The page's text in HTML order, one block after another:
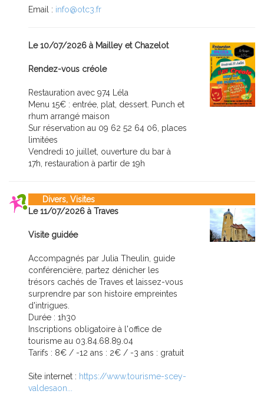
Email : info@otc3.fr
Le 10/07/2026 à Mailley et Chazelot
Rendez-vous créole
Restauration avec 974 Léla
Menu 15€ : entrée, plat, dessert. Punch et
rhum arrangé maison
Sur réservation au 09 62 52 64 06, places
limitées
Vendredi 10 juillet, ouverture du bar à
17h, restauration à partir de 19h
Divers, Visites
Le 11/07/2026 à Traves
Visite guidée
Accompagnés par Julia Theulin, guide
conférencière, partez dénicher les
trésors cachés de Traves et laissez-vous
surprendre par son histoire empreintes
d'intrigues.
Durée : 1h30
Inscriptions obligatoire à l'office de
tourisme au 03.84.68.89.04
Tarifs : 8€ / -12 ans : 2€ / -3 ans : gratuit
Site internet : https://www.tourisme-scey-
valdesaon...